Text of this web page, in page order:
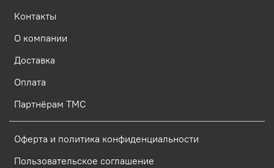
Контакты
О компании
Доставка
Оплата
Партнёрам ТМС
Оферта и политика конфиденциальности
Пользовательское соглашение